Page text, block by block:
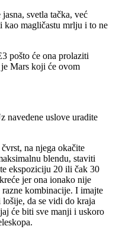
svetla tačka, već
kao magličastu mrlju i to ne
pošto će ona prolaziti
je Mars koji će ovom
navedene uslove uradite
na njega okačite
blendu, staviti
ekspoziciju 20 ili čak 30
jer ona ionako nije
kombinacije. I imajte
da se vidi do kraja
će biti sve manji i uskoro